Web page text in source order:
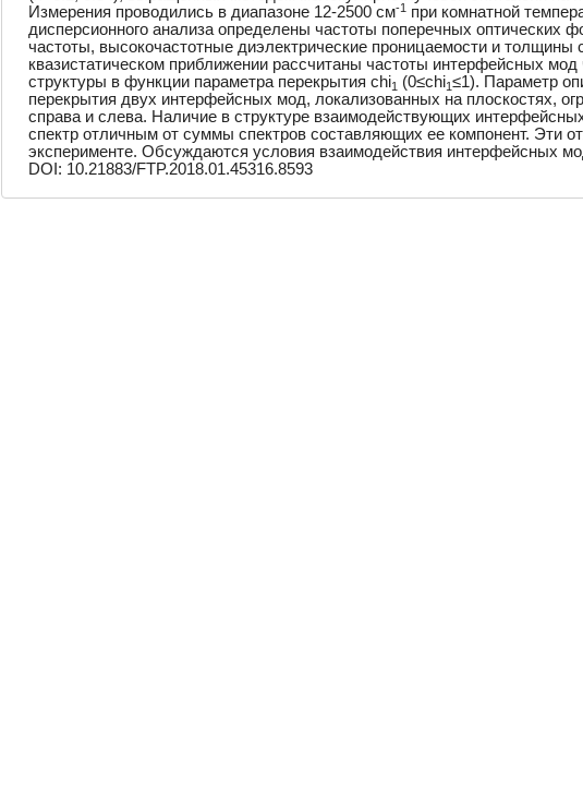
Измерения проводились в диапазоне 12-2500 см-1при комнатной
дисперсионного анализа определены частоты поперечных оптических
частоты, высокочастотные диэлектрические проницаемости и толщины
квазистатическом приближении рассчитаны частоты интерфейсных
структуры в функции параметра перекрытия chi1 (0≤chi1≤1). Параметр
перекрытия двух интерфейсных мод, локализованных на плоскостях,
справа и слева. Наличие в структуре взаимодействующих
спектр отличным от суммы спектров составляющих ее компонент. Эти
эксперименте. Обсуждаются условия взаимодействия интерфейсных
DOI: 10.21883/FTP.2018.01.45316.8593